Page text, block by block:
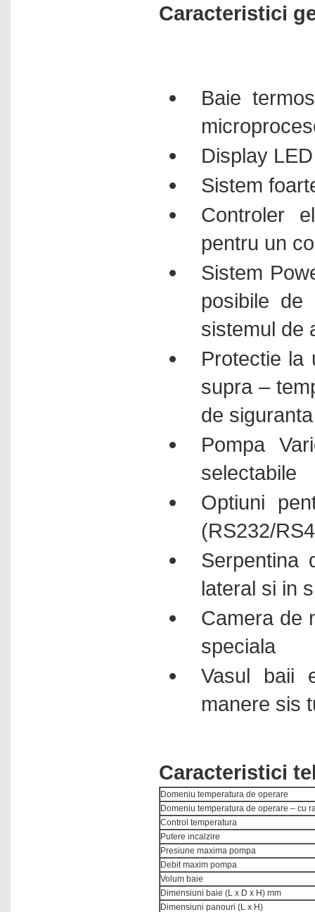
Caracteristici
Baie
Display
Sistem
Controler
pentru un
Sistem
posibile
sistemul de
Protectie la
supra –
de
Pompa
selectabile
Optiuni
(RS232/
Serpentina
lateral si in
Camera de
speciala
Vasul baii
manere sis
Caracteristici
Domeniu temperatura de operare
Domeniu temperatura de operare – cu
Control temperatura
Putere incalzire
Presiune maxima pompa
Debit maxim pompa
Volum baie
Dimensiuni baie (L x D x H) mm
Dimensiuni panouri (L x H)